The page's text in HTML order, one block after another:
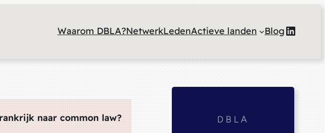
Waarom DBLA?NetwerkLedenActieve landen Blog
naar common law? DBLA